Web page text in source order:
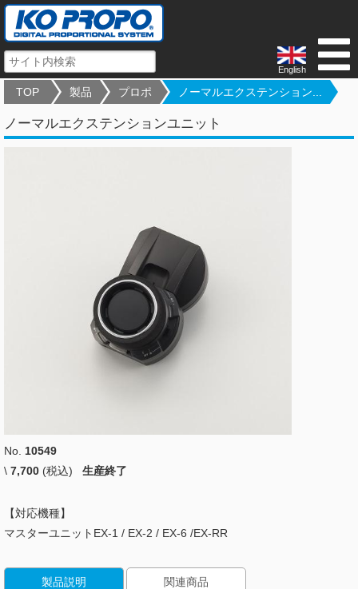
English
TOP 製品 プロポ ノーマルエクステンション...
ノーマルエクステンションユニット
No. 10549
\ 7,700 (税込) 生産終了
【対応機種】
マスターユニットEX-1 / EX-2 / EX-6 /EX-RR
製品説明 関連商品